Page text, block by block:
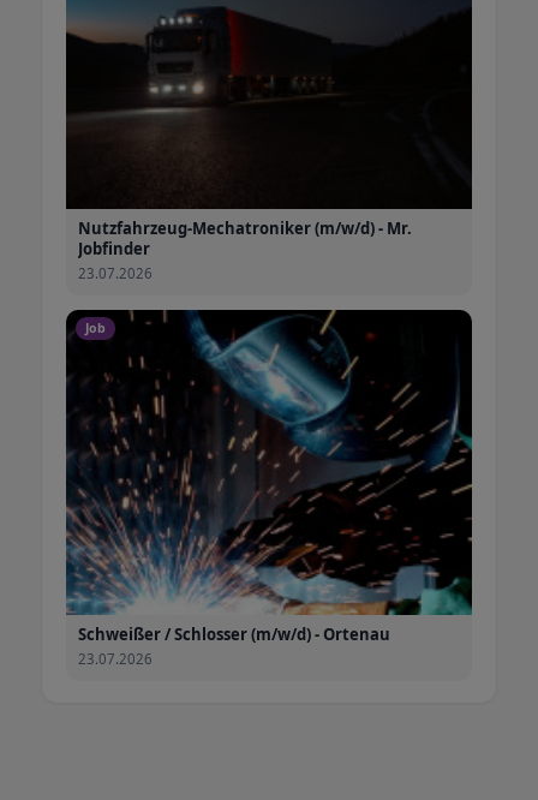
Nutzfahrzeug-Mechatroniker (m/w/d) - Mr.
Jobfinder
23.07.2026
Job
Schweißer / Schlosser (m/w/d) - Ortenau
23.07.2026